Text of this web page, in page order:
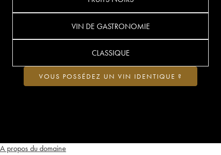
A propos du domaine
VIN DE GASTRONOMIE
CLASSIQUE
VOUS POSSÉDEZ UN VIN IDENTIQUE ?